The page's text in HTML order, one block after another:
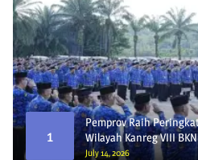
1
Pemprov Raih
Wilayah Kanreg VIII BKN
July 14, 2026